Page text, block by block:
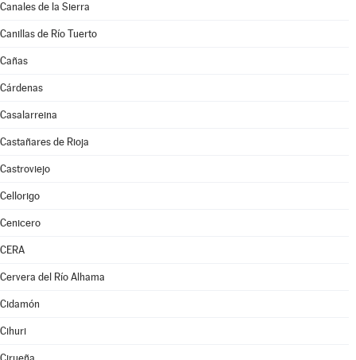
Canales de la Sierra
Canillas de Río Tuerto
Cañas
Cárdenas
Casalarreina
Castañares de Rioja
Castroviejo
Cellorigo
Cenicero
CERA
Cervera del Río Alhama
Cidamón
Cihuri